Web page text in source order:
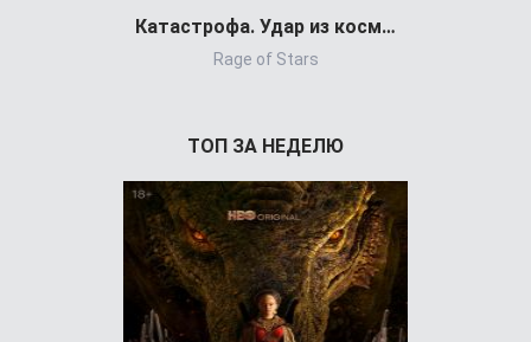
Катастрофа. Удар из космоса (фильм 2026)
Rage of Stars
ТОП ЗА НЕДЕЛЮ